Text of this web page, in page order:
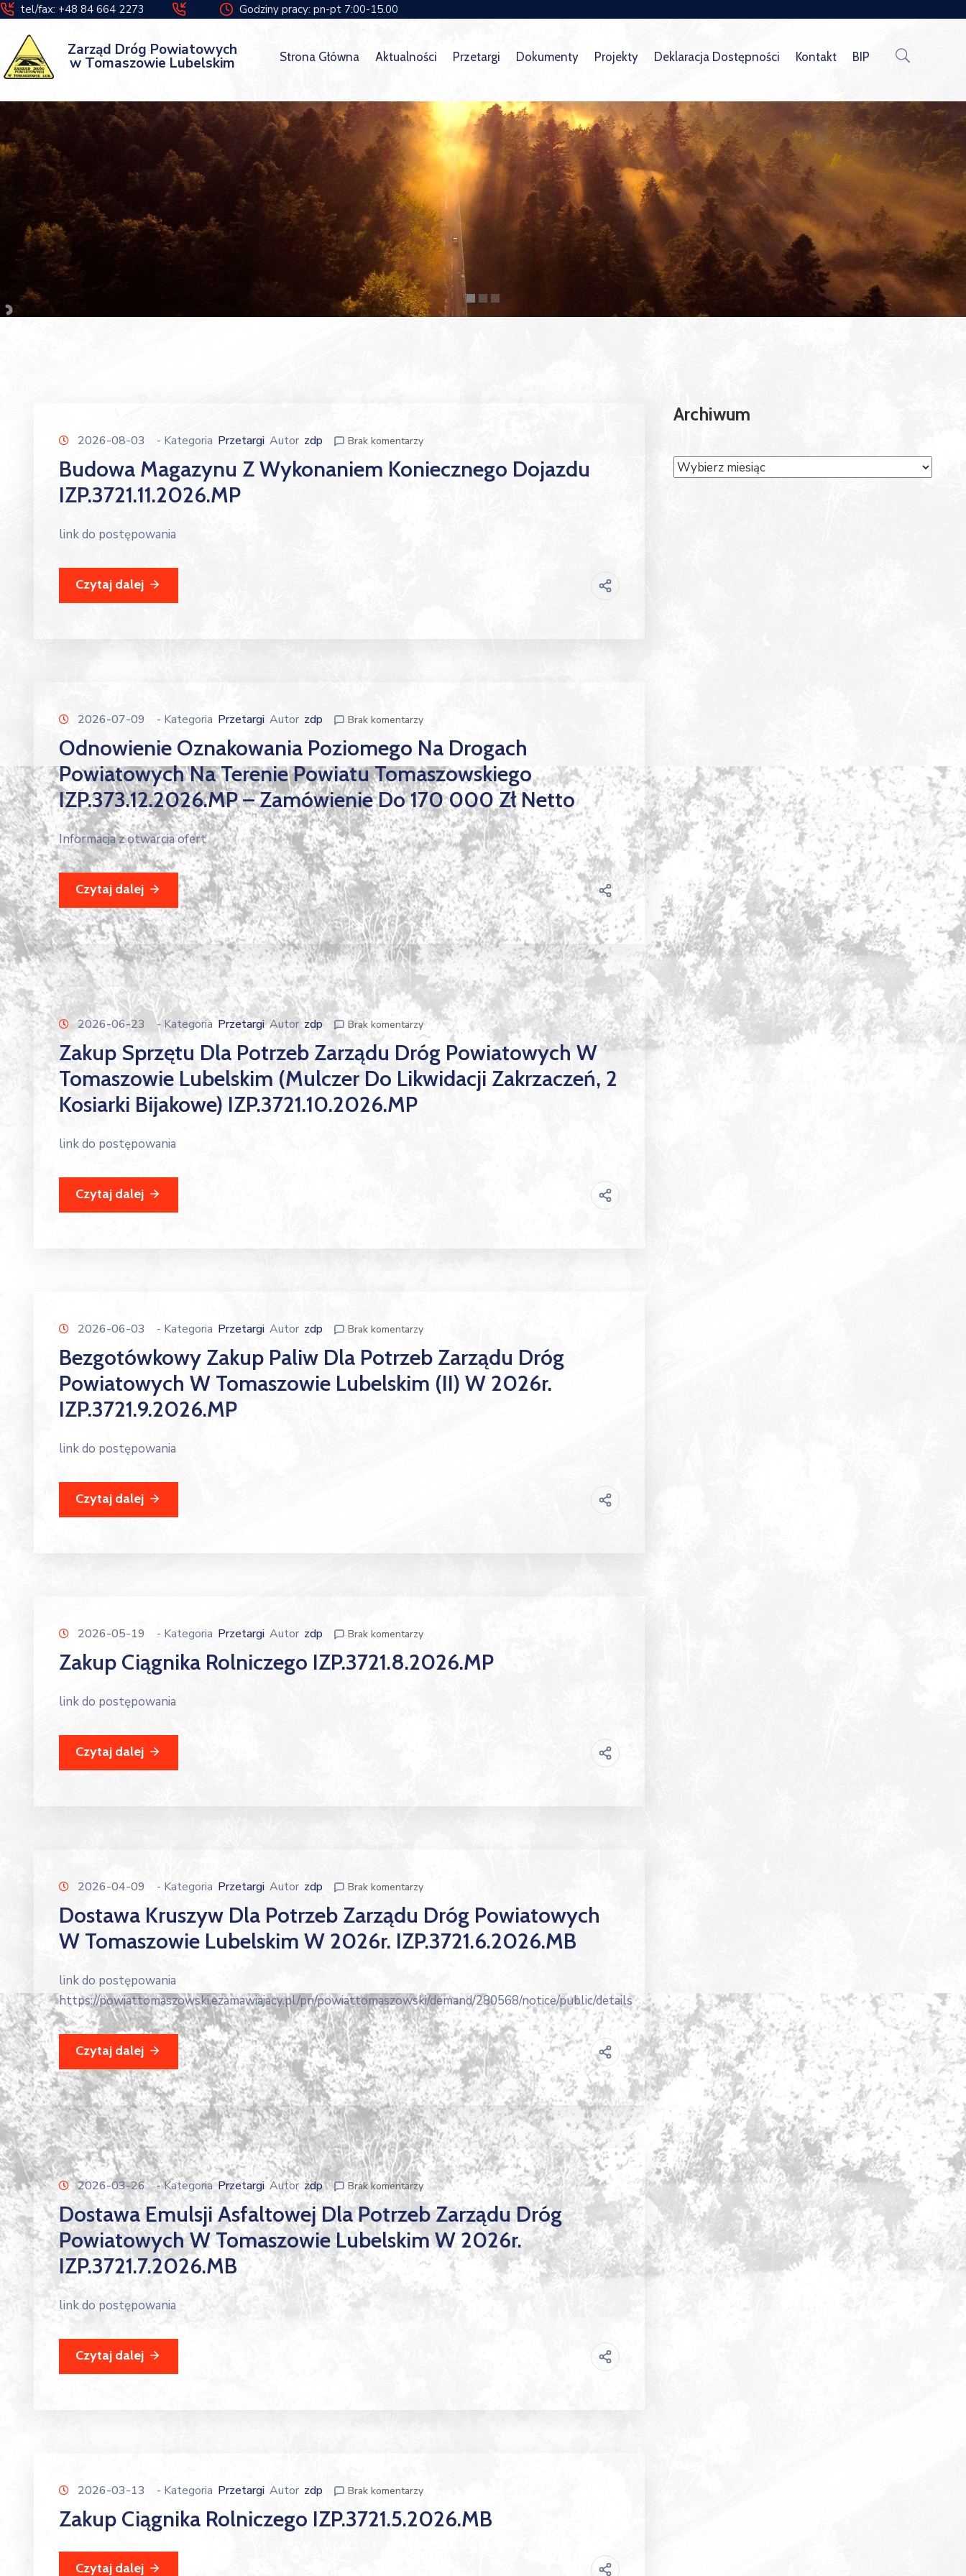
tel/fax: +48 84 664 2273 Godziny pracy: pn-pt 7:00-15.00
Zarząd Dróg Powiatowych
w Tomaszowie Lubelskim Strona Główna Aktualności Przetargi Dokumenty Projekty Deklaracja Dostępności Kontakt BIP
2026-08-03 - Kategoria Przetargi Autor zdp Brak komentarzy
Budowa Magazynu Z Wykonaniem Koniecznego Dojazdu
IZP.3721.11.2026.MP
link do postępowania
Czytaj dalej
2026-07-09 - Kategoria Przetargi Autor zdp Brak komentarzy
Odnowienie Oznakowania Poziomego Na Drogach
Powiatowych Na Terenie Powiatu Tomaszowskiego
IZP.373.12.2026.MP – Zamówienie Do 170 000 Zł Netto
Informacja z otwarcia ofert
Czytaj dalej
2026-06-23 - Kategoria Przetargi Autorzdp Brak komentarzy
Zakup Sprzętu Dla Potrzeb Zarządu Dróg Powiatowych W
Tomaszowie Lubelskim (mulczer Do Likwidacji Zakrzaczeń, 2
Kosiarki Bijakowe) IZP.3721.10.2026.MP
link do postępowania
Czytaj dalej
2026-06-03 - Kategoria Przetargi Autor zdp Brak komentarzy
Bezgotówkowy Zakup Paliw Dla Potrzeb Zarządu Dróg
Powiatowych W Tomaszowie Lubelskim (II) W 2026r.
IZP.3721.9.2026.MP
link do postępowania
Czytaj dalej
2026-05-19 - Kategoria Przetargi Autor zdp Brak komentarzy
Zakup Ciągnika Rolniczego IZP.3721.8.2026.MP
link do postępowania
Czytaj dalej
2026-04-09 - Kategoria Przetargi Autor zdp Brak komentarzy
Dostawa Kruszyw Dla Potrzeb Zarządu Dróg Powiatowych
W Tomaszowie Lubelskim W 2026r. IZP.3721.6.2026.MB
link do postępowania
https://powiattomaszowski.ezamawiajacy.pl/pn/powiattomaszowski/demand/280568/notice/public/details
Czytaj dalej
2026-03-26 - KategoriaPrzetargi Autor zdp Brak komentarzy
Dostawa Emulsji Asfaltowej Dla Potrzeb Zarządu Dróg
Powiatowych W Tomaszowie Lubelskim W 2026r.
IZP.3721.7.2026.MB
link do postępowania
Czytaj dalej
2026-03-13 - Kategoria Przetargi Autor zdp Brak komentarzy
Zakup Ciągnika Rolniczego IZP.3721.5.2026.MB
Czytaj dalej
Archiwum